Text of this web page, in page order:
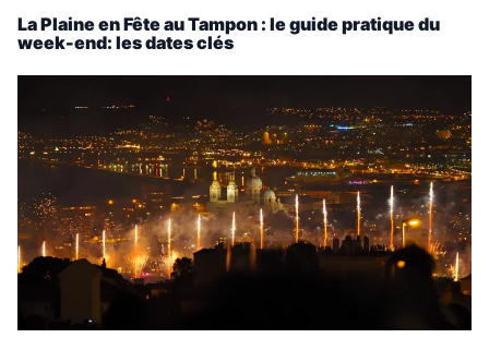
La Plaine en Fête au Tampon : le guide pratique du
week-end: les dates clés